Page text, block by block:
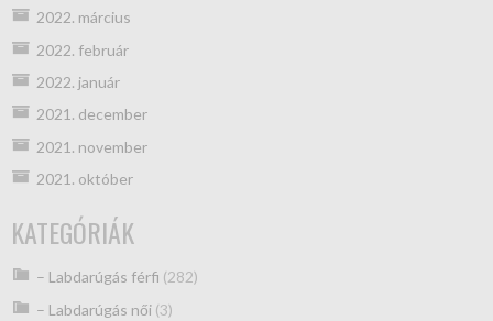
2022. március
2022. február
2022. január
2021. december
2021. november
2021. október
KATEGÓRIÁK
– Labdarúgás férfi (282)
– Labdarúgás női(3)